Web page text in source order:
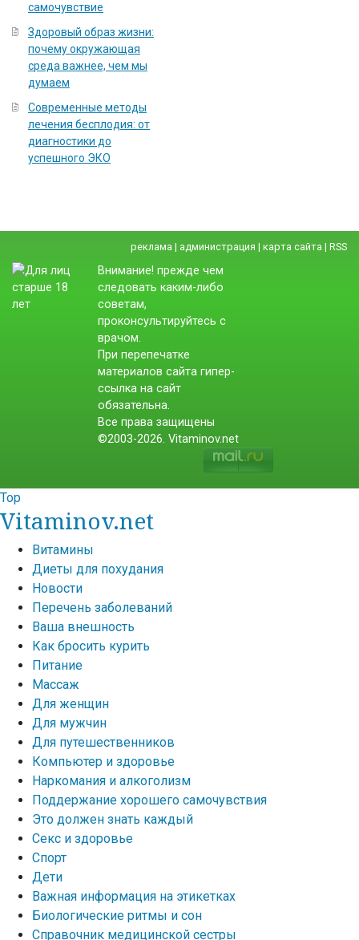
самочувствие
Здоровый образ жизни:
почему окружающая
среда важнее, чем мы
думаем
Современные методы
лечения бесплодия: от
диагностики до
успешного ЭКО
реклама | администрация | карта сайта | RSS
Внимание! прежде чем
следовать каким-либо
советам,
проконсультируйтесь с
врачом.
При перепечатке
материалов сайта гипер-
ссылка на сайт
обязательна.
Все права защищены
©2003-2026. Vitaminov.net
Top
Vitaminov.net
Витамины
Диеты для похудания
Новости
Перечень заболеваний
Ваша внешность
Как бросить курить
Питание
Массаж
Для женщин
Для мужчин
Для путешественников
Компьютер и здоровье
Наркомания и алкоголизм
Поддержание хорошего самочувствия
Это должен знать каждый
Секс и здоровье
Спорт
Дети
Важная информация на этикетках
Биологические ритмы и сон
Справочник медицинской сестры